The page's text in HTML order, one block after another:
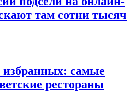
там сотни тысяч
избранных: самые
рестораны